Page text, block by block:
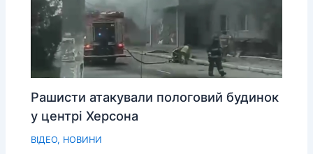
Рашисти атакували пологовий будинок
у центрі Херсона
ВІДЕО, НОВИНИ